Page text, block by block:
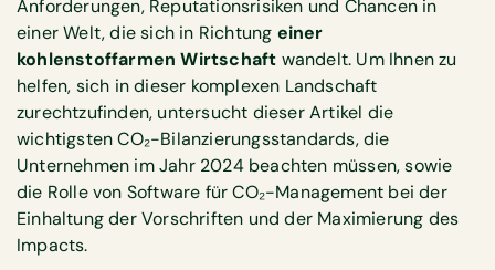
Anforderungen, Reputationsrisiken und Chancen in
einer Welt, die sich in Richtung einer
kohlenstoffarmen Wirtschaft wandelt. Um Ihnen zu
helfen, sich in dieser komplexen Landschaft
zurechtzufinden, untersucht dieser Artikel die
wichtigsten CO₂-Bilanzierungsstandards, die
Unternehmen im Jahr 2024 beachten müssen, sowie
die Rolle von Software für CO₂-Management bei der
Einhaltung der Vorschriften und der Maximierung des
Impacts.